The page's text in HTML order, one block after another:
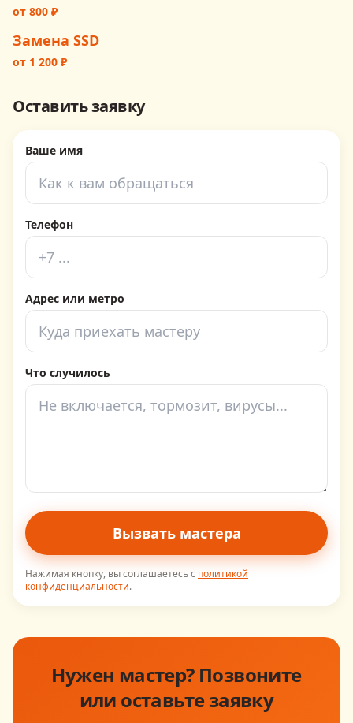
от 800 ₽
Замена SSD
от 1 200 ₽
Оставить заявку
Ваше имя
Телефон
Адрес или метро
Что случилось
Вызвать мастера
Нажимая кнопку, вы соглашаетесь с политикой
конфиденциальности.
Нужен мастер? Позвоните
или оставьте заявку